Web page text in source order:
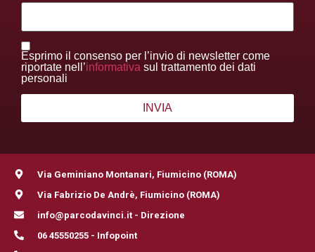
Esprimo il consenso per l’invio di newsletter come
riportate nell’informativa sul trattamento dei dati
personali
Via Geminiano Montanari, Fiumicino (ROMA)
Via Fabrizio De Andrè, Fiumicino (ROMA)
info@parcodavinci.it - Direzione
06 45550255 - Infopoint